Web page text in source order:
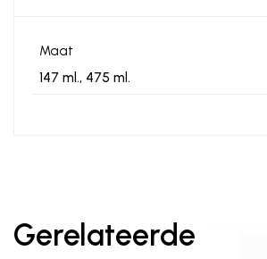
Maat
147 ml., 475 ml.
Gerelateerde